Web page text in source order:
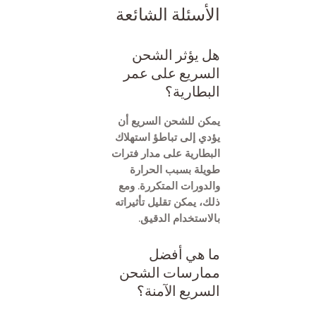
الأسئلة الشائعة
هل يؤثر الشحن
السريع على عمر
البطارية؟
يمكن للشحن السريع أن
يؤدي إلى تباطؤ استهلاك
البطارية على مدار فترات
طويلة بسبب الحرارة
والدورات المتكررة. ومع
ذلك، يمكن تقليل تأثيراته
بالاستخدام الدقيق.
ما هي أفضل
ممارسات الشحن
السريع الآمنة؟